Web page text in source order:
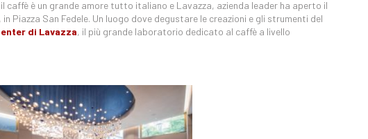
caffè è un grande amore tutto italiano e Lavazza, azienda leader ha aperto il
Piazza San Fedele. Un luogo dove degustare le creazioni e gli strumenti del
di Lavazza, il più grande laboratorio dedicato al caffè a livello